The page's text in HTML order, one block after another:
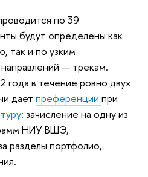
по 39
будут определены как
так и по узким
— трекам.
в течение ровно двух
дает преференции при
: зачисление на одну из
НИУ ВШЭ,
разделы портфолио,